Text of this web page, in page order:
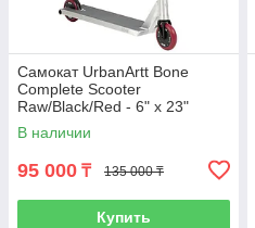
Самокат UrbanArtt Bone
Complete Scooter
Raw/Black/Red - 6" x 23"
В наличии
95 000 ₸ 135 000 ₸
Купить